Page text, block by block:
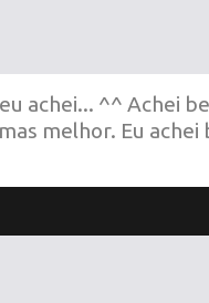
achei... ^^ Achei
melhor. Eu achei